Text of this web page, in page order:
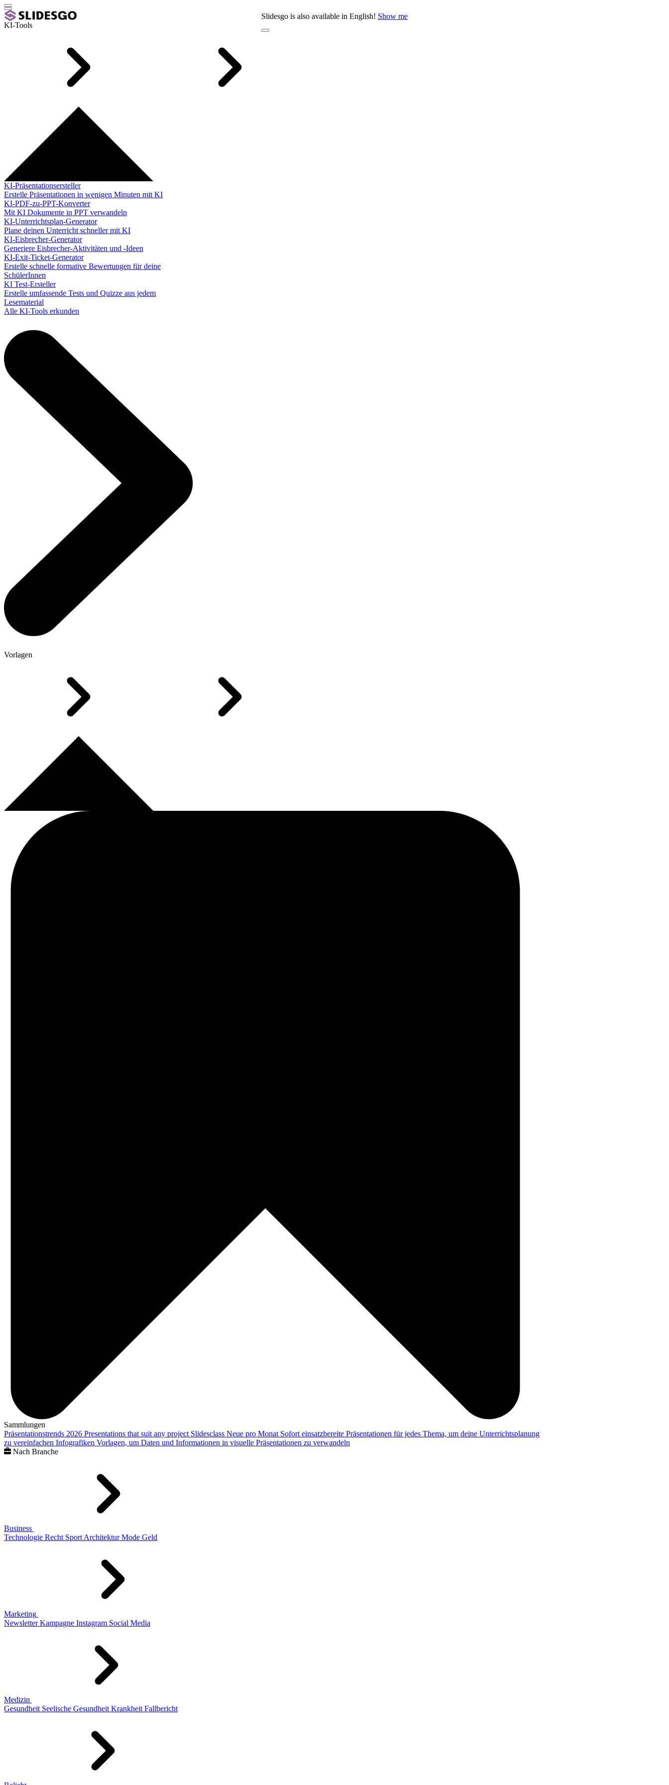
Slidesgo is also available in English! Show me
KI-Tools
KI-Präsentationsersteller
Erstelle Präsentationen in wenigen Minuten mit KI
KI-PDF-zu-PPT-Konverter
Mit KI Dokumente in PPT verwandeln
KI-Unterrichtsplan-Generator
Plane deinen Unterricht schneller mit KI
KI-Eisbrecher-Generator
Generiere Eisbrecher-Aktivitäten und -Ideen
KI-Exit-Ticket-Generator
Erstelle schnelle formative Bewertungen für deine
SchülerInnen
KI Test-Ersteller
Erstelle umfassende Tests und Quizze aus jedem
Lesematerial
Alle KI-Tools erkunden
Vorlagen
Sammlungen
Präsentationstrends 2026 Presentations that suit any project Slidesclass Neue pro Monat Sofort einsatzbereite Präsentationen für jedes Thema, um deine Unterrichtsplanung
zu vereinfachen Infografiken Vorlagen, um Daten und Informationen in visuelle Präsentationen zu verwandeln
Nach Branche
Business
Technologie Recht Sport Architektur Mode Geld
Marketing
Newsletter Kampagne Instagram Social Media
Medizin
Gesundheit Seelische Gesundheit Krankheit Fallbericht